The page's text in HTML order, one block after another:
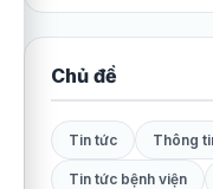
Chủ đề
Tin tức Thông
Tin tức bệnh viện